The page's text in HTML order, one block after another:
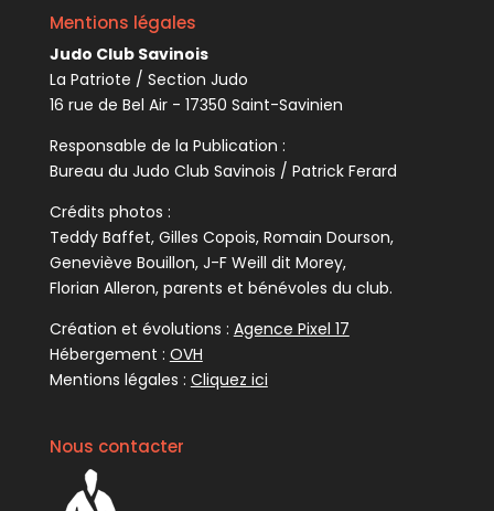
Mentions légales
Judo Club Savinois
La Patriote / Section Judo
16 rue de Bel Air - 17350 Saint-Savinien
Responsable de la Publication :
Bureau du Judo Club Savinois / Patrick Ferard
Crédits photos :
Teddy Baffet, Gilles Copois, Romain Dourson,
Geneviève Bouillon, J-F Weill dit Morey,
Florian Alleron, parents et bénévoles du club.
Création et évolutions : Agence Pixel 17
Hébergement : OVH
Mentions légales : Cliquez ici
Nous contacter